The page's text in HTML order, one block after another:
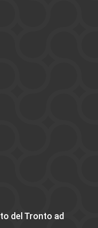
del Tronto ad